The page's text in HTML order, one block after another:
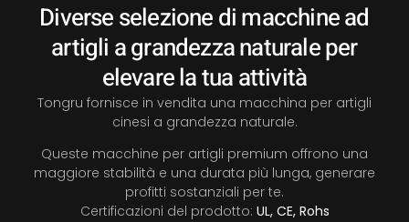
Diverse selezione di macchine ad
artigli a grandezza naturale per
elevare la tua attività
Tongru fornisce in vendita una macchina per artigli
cinesi a grandezza naturale.
Queste macchine per artigli premium offrono una
maggiore stabilità e una durata più lunga, generare
profitti sostanziali per te.
Certificazioni del prodotto: UL, CE, Rohs